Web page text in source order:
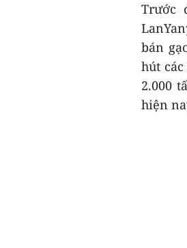
Trước
bán
hút
2.000
hiện